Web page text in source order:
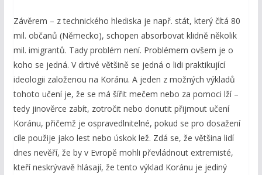
Závěrem – z technického hlediska je např. stát, který čítá 80
mil. občanů (Německo), schopen absorbovat klidně několik
mil. imigrantů. Tady problém není. Problémem ovšem je o
koho se jedná. V drtivé většině se jedná o lidi praktikující
ideologii založenou na Koránu. A jeden z možných výkladů
tohoto učení je, že se má šířit mečem nebo za pomoci lží –
tedy jinověrce zabít, zotročit nebo donutit přijmout učení
Koránu, přičemž je ospravedlnitelné, pokud se pro dosažení
cíle použije jako lest nebo úskok lež. Zdá se, že většina lidí
dnes nevěří, že by v Evropě mohli převládnout extremisté,
kteří neskrývavě hlásají, že tento výklad Koránu je jediný